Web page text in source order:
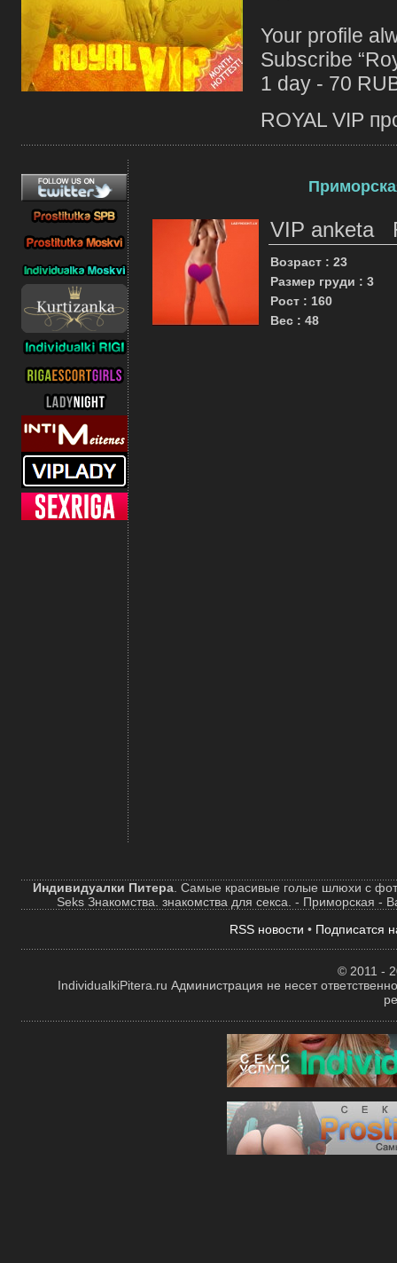
Your profile
Subscribe
1 day - 70
ROYAL VIP
VIP anketa
Возраст : 23
Размер груди : 3
Рост : 160
Вес : 48
Индивидуалки Питера. Самые красивые голые шлюхи с
Seks Знакомства. знакомства для секса. - Приморская -
RSS новости • Подписатся
© 2011 -
IndividualkiPitera.ru Администрация не несет